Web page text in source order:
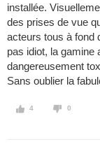
installée.
des prises de vue
acteurs tous à fond
pas idiot, la gamine
dangereusement
Sans oublier la
4 0